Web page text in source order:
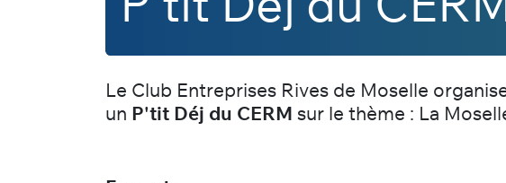
Le Club Entreprises Rives de Moselle
un P'tit Déj du CERM sur le thème : La